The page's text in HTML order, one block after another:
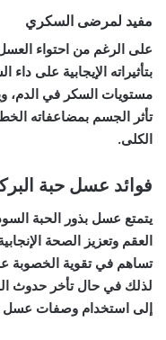
مفيد لمرضى السكري
على الرغم من احتواء
بتأثيراته الإيجابية على
مستويات السكر في الدم،
تأثر الجسم بمضاعفاته
الكلى.
فوائد عسل حبة
يتمتع عسل بذور الحبة
العقم وتعزيز الصحة
تساهم في تقوية الخصوبة
لذلك في حال تأخر حدوث
إلى استخدام وصفات عسل